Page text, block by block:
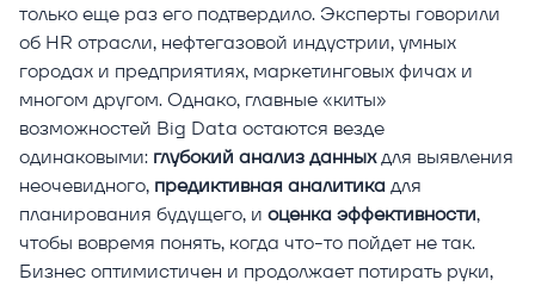
только еще раз его подтвердило. Эксперты говорили
об HR отрасли, нефтегазовой индустрии, умных
городах и предприятиях, маркетинговых фичах и
многом другом. Однако, главные «киты»
возможностей Big Data остаются везде
одинаковыми: глубокий анализ данныхдля выявления
неочевидного, предиктивная аналитикадля
планирования будущего, и оценка эффективности,
чтобы вовремя понять, когда что-то пойдет не так.
Бизнес оптимистичен и продолжает потирать руки,